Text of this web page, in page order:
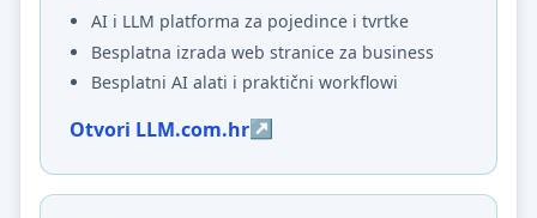
AI i LLM platforma za pojedince i tvrtke
Besplatna izrada web stranice za business
Besplatni AI alati i praktični workflowi
Otvori LLM.com.hr